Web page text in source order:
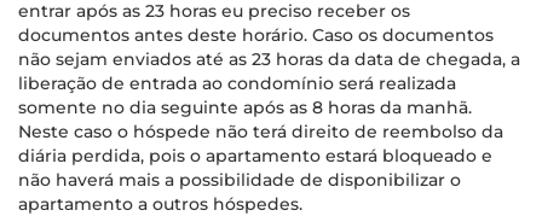
entrar após as 23 horas eu preciso receber os
documentos antes deste horário. Caso os documentos
não sejam enviados até as 23 horas da data de chegada, a
liberação de entrada ao condomínio será realizada
somente no dia seguinte após as 8 horas da manhã.
Neste caso o hóspede não terá direito de reembolso da
diária perdida, pois o apartamento estará bloqueado e
não haverá mais a possibilidade de disponibilizar o
apartamento a outros hóspedes.